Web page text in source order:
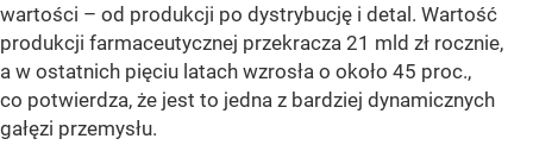
wartości – od produkcji po dystrybucję i detal. Wartość
produkcji farmaceutycznej przekracza 21 mld zł rocznie,
a w ostatnich pięciu latach wzrosła o około 45 proc.,
co potwierdza, że jest to jedna z bardziej dynamicznych
gałęzi przemysłu.